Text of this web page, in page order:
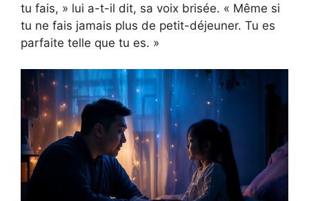
tu fais, » lui a-t-il dit, sa voix brisée. « Même si
tu ne fais jamais plus de petit-déjeuner. Tu es
parfaite telle que tu es. »